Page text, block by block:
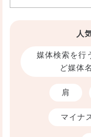
人
媒体検索を行
ど媒体
肩
マイナ